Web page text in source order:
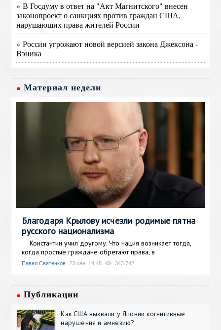
» В Госдуму в ответ на "Акт Магнитского" внесен
законопроект о санкциях против граждан США,
нарушающих права жителей России
» России угрожают новой версией закона Джексона -
Вэника
Материал недели
Благодаря Крылову исчезли родимые пятна
русского национализма
Константин учил другому. Что нация возникает тогда,
когда простые граждане обретают права, в
Павел Святенков 23 сен, 14:48 343 742
Публикации
Как США вызвали у Японии когнитивные
нарушения и амнезию?